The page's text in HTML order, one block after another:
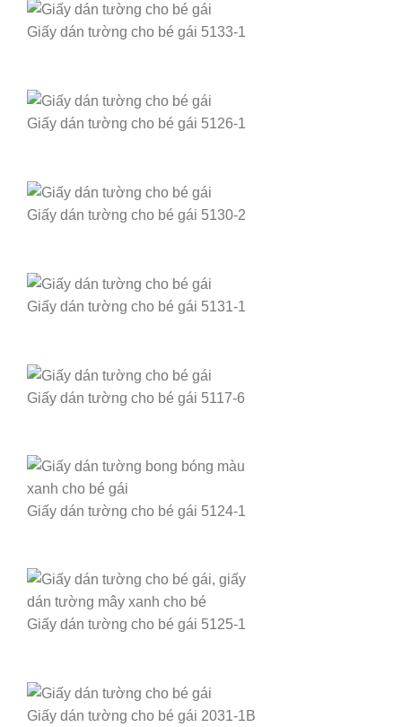
Giấy dán tường cho bé gái 5133-1
Giấy dán tường cho bé gái 5126-1
Giấy dán tường cho bé gái 5130-2
Giấy dán tường cho bé gái 5131-1
Giấy dán tường cho bé gái 5117-6
Giấy dán tường cho bé gái 5124-1
Giấy dán tường cho bé gái 5125-1
Giấy dán tường cho bé gái 2031-1B